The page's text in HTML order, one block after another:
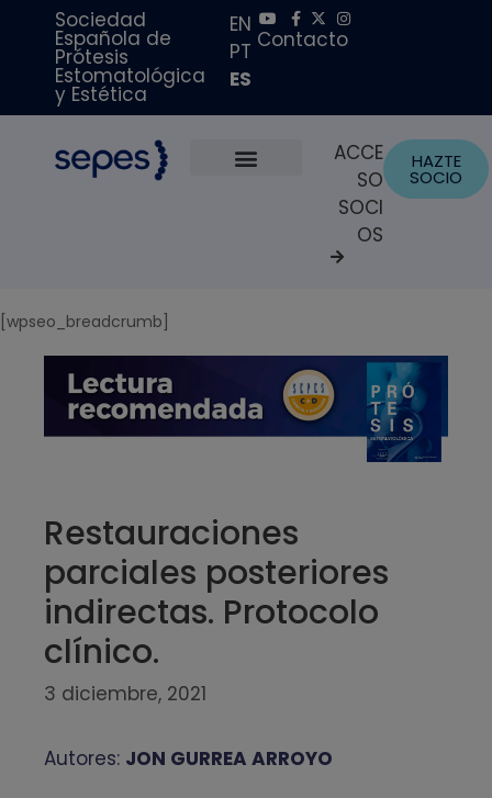
Sociedad
Española de
Prótesis
Estomatológica
y Estética
EN
PT
ES
Contacto
ACCE
SO
SOCI
OS
HAZTE
SOCIO
[wpseo_breadcrumb]
Restauraciones
parciales posteriores
indirectas. Protocolo
clínico.
3 diciembre, 2021
Autores: JON GURREA ARROYO